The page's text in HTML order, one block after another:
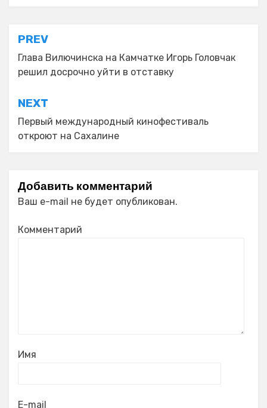
Навигация
по
записям
PREV
Глава Вилючинска на Камчатке Игорь Головчак
решил досрочно уйти в отставку
NEXT
Первый международный кинофестиваль
откроют на Сахалине
Добавить комментарий
Ваш e-mail не будет опубликован.
Комментарий
Имя
E-mail